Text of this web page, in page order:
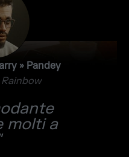
» Pandey
molti a